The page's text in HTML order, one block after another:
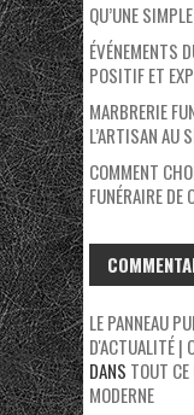
QU’UNE
ÉVÉNEMENTS
POSITIF ET
MARBRERIE
L’ARTISAN AU
COMMENT
FUNÉRAIRE DE
LE PANNEAU
D'ACTUALITÉ |
DANS TOUT
MODERNE